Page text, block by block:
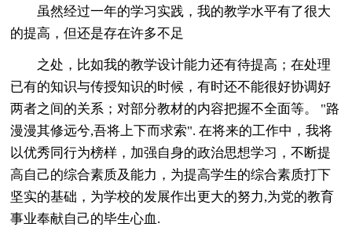
虽然经过一年的学习实践，我的教学水平有了很大
的提高，但还是存在许多不足
之处，比如我的教学设计能力还有待提高；在处理
已有的知识与传授知识的时候，有时还不能很好协调好
两者之间的关系；对部分教材的内容把握不全面等。 "路
漫漫其修远兮,吾将上下而求索". 在将来的工作中，我将
以优秀同行为榜样，加强自身的政治思想学习，不断提
高自己的综合素质及能力，为提高学生的综合素质打下
坚实的基础，为学校的发展作出更大的努力,为党的教育
事业奉献自己的毕生心血.